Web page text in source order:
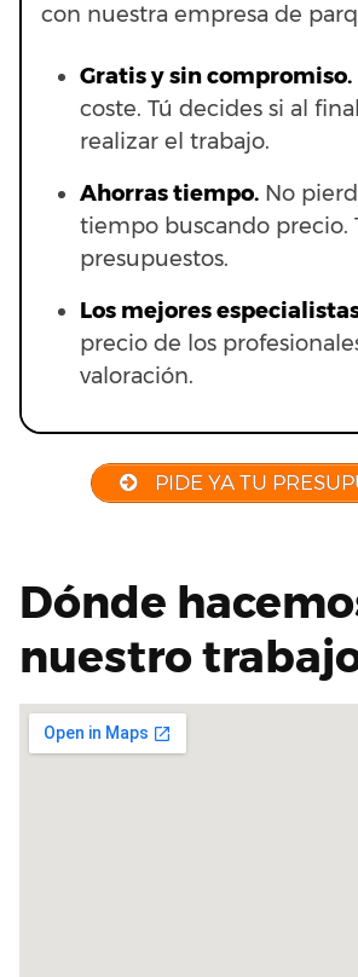
con nuestra empresa de
Gratis y sin compromiso.
coste. Tú decides si al
realizar el trabajo.
Ahorras tiempo. No
tiempo buscando precio.
presupuestos.
Los mejores
precio de los
valoración.
PIDE YA TU
Dónde
nuestro